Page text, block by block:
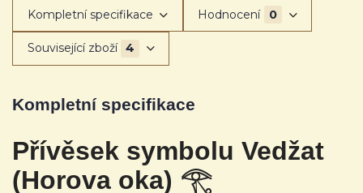
Kompletní specifikace Hodnocení 0
Související zboží 4
Kompletní specifikace
Přívěsek symbolu Vedžat
(Horova oka) 𓂀